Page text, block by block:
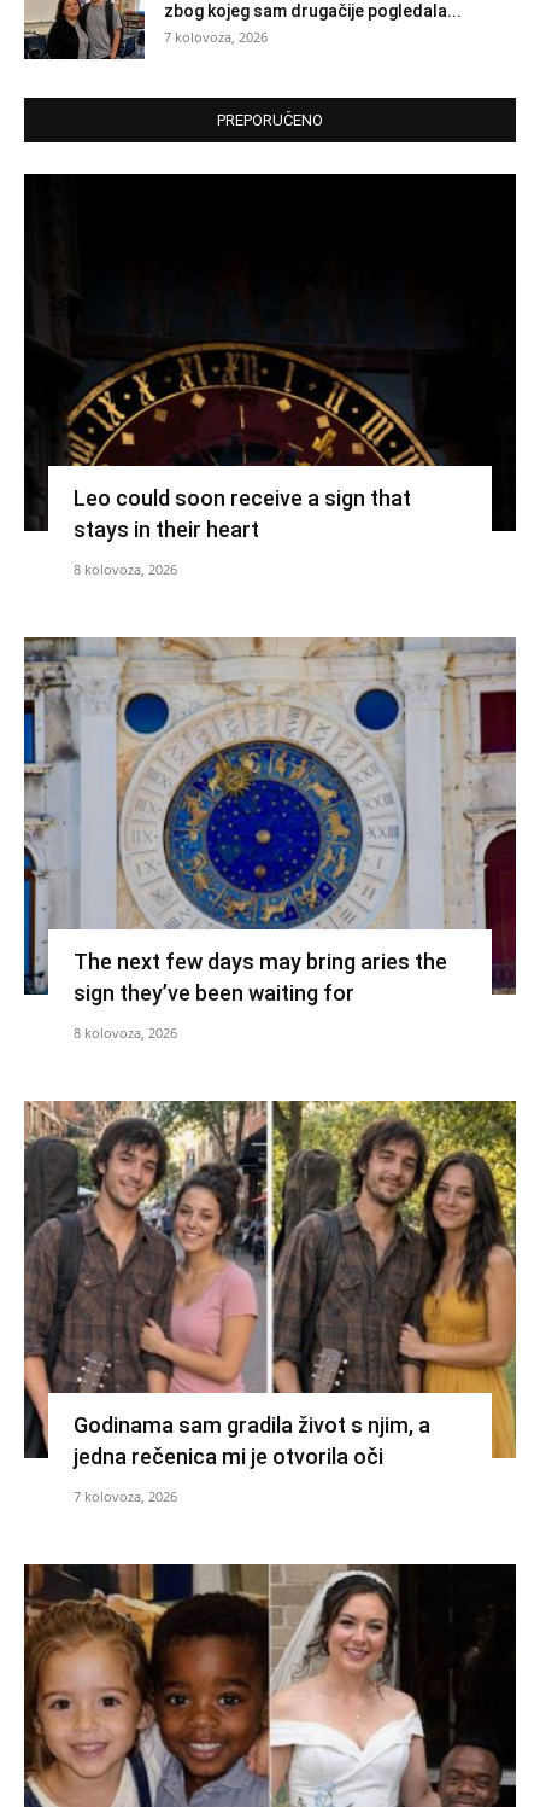
zbog kojeg sam drugačije pogledala...
7 kolovoza, 2026
PREPORUČENO
Leo could soon receive a sign that
stays in their heart
8 kolovoza, 2026
The next few days may bring aries the
sign they’ve been waiting for
8 kolovoza, 2026
Godinama sam gradila život s njim, a
jedna rečenica mi je otvorila oči
7 kolovoza, 2026